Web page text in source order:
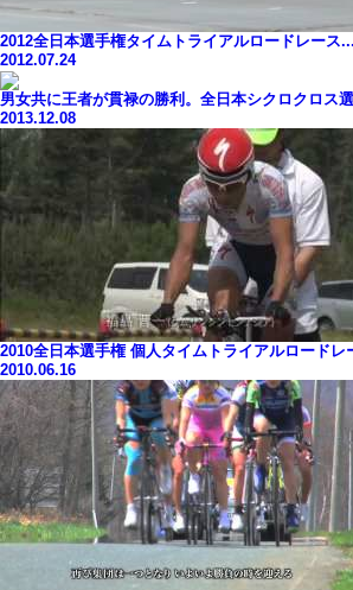
2012全日本選手権タイムトライアルロードレース...
2012.07.24
男女共に王者が貫禄の勝利。全日本シクロクロス
2013.12.08
2010全日本選手権 個人タイムトライアルロードレ
2010.06.16